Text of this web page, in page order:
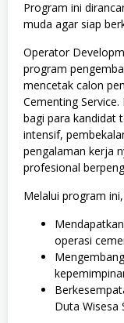
Program ini
muda agar siap
Operator
program
mencetak calon
Cementing
bagi para kandidat
intensif,
pengalaman kerja
profesional
Melalui program
operasi
Duta Wisesa